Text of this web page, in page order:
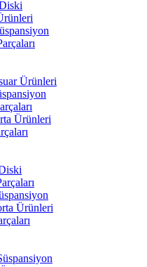
Ürünleri
Ürünleri
Ürünleri